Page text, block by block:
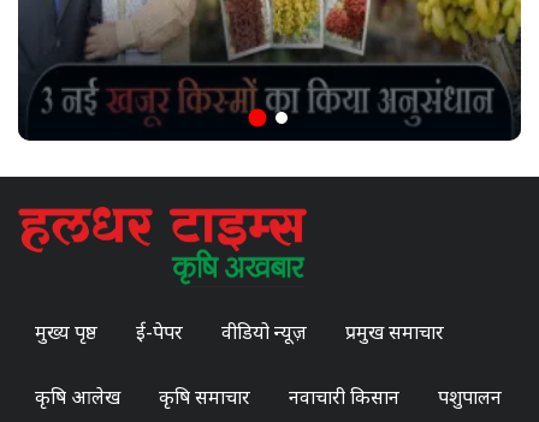
मुख्य पृष्ठ ई-पेपर वीडियो न्यूज़ प्रमुख समाचार
कृषि आलेख कृषि समाचार नवाचारी किसान पशुपालन